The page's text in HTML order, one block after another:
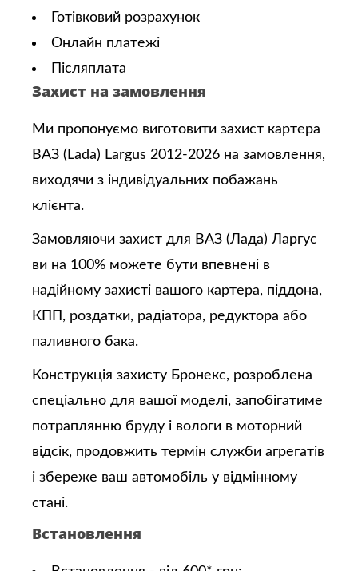
Готівковий розрахунок
Онлайн платежі
Післяплата
Захист на замовлення
Ми пропонуємо виготовити захист картера
ВАЗ (Lada) Largus 2012-2026 на замовлення,
виходячи з індивідуальних побажань
клієнта.
Замовляючи захист для ВАЗ (Лада) Ларгус
ви на 100% можете бути впевнені в
надійному захисті вашого картера, піддона,
КПП, роздатки, радіатора, редуктора або
паливного бака.
Конструкція захисту Бронекс, розроблена
спеціально для вашої моделі, запобігатиме
потраплянню бруду і вологи в моторний
відсік, продовжить термін служби агрегатів
і збереже ваш автомобіль у відмінному
стані.
Встановлення